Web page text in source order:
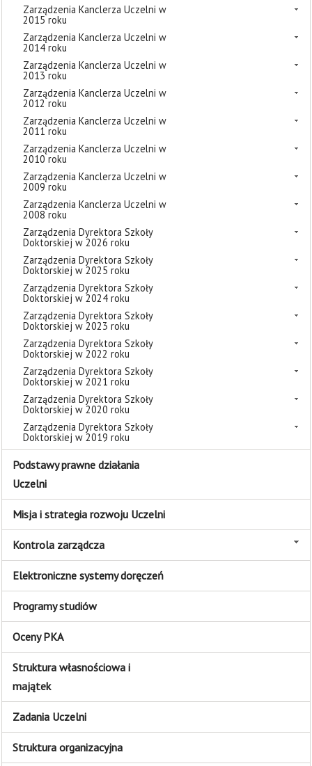
Zarządzenia Kanclerza Uczelni w
2015 roku
Zarządzenia Kanclerza Uczelni w
2014 roku
Zarządzenia Kanclerza Uczelni w
2013 roku
Zarządzenia Kanclerza Uczelni w
2012 roku
Zarządzenia Kanclerza Uczelni w
2011 roku
Zarządzenia Kanclerza Uczelni w
2010 roku
Zarządzenia Kanclerza Uczelni w
2009 roku
Zarządzenia Kanclerza Uczelni w
2008 roku
Zarządzenia Dyrektora Szkoły
Doktorskiej w 2026 roku
Zarządzenia Dyrektora Szkoły
Doktorskiej w 2025 roku
Zarządzenia Dyrektora Szkoły
Doktorskiej w 2024 roku
Zarządzenia Dyrektora Szkoły
Doktorskiej w 2023 roku
Zarządzenia Dyrektora Szkoły
Doktorskiej w 2022 roku
Zarządzenia Dyrektora Szkoły
Doktorskiej w 2021 roku
Zarządzenia Dyrektora Szkoły
Doktorskiej w 2020 roku
Zarządzenia Dyrektora Szkoły
Doktorskiej w 2019 roku
Podstawy prawne działania
Uczelni
Misja i strategia rozwoju Uczelni
Kontrola zarządcza
Elektroniczne systemy doręczeń
Programy studiów
Oceny PKA
Struktura własnościowa i
majątek
Zadania Uczelni
Struktura organizacyjna